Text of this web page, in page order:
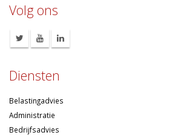
Volg ons
Diensten
Belastingadvies
Administratie
Bedrijfsadvies